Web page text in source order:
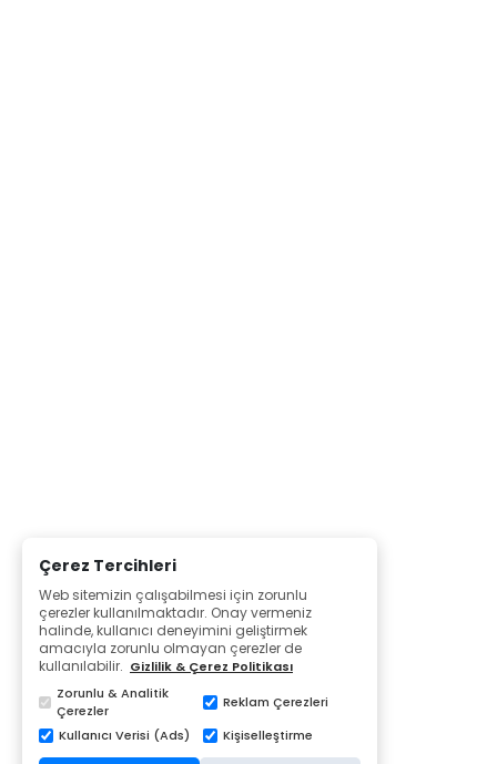
Çerez Tercihleri
Web sitemizin çalışabilmesi için zorunlu
çerezler kullanılmaktadır. Onay vermeniz
halinde, kullanıcı deneyimini geliştirmek
amacıyla zorunlu olmayan çerezler de
kullanılabilir. Gizlilik & Çerez Politikası
Zorunlu & Analitik
Çerezler
Reklam Çerezleri
Kullanıcı Verisi (Ads)
Kişiselleştirme